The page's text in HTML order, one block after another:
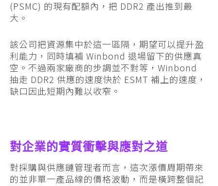
(PSMC) 的現有配額內，把 DDR2 產出推到最
大。
該公司把資源集中於這一區隔，期望可以提升盈
利能力，同時填補 Winbond 退場留下的供應真
空。不過兩家廠商的步調並不對等，Winbond
抽走 DDR2 供應的速度快於 ESMT 補上的速度，
缺口因此短期內難以收窄。
對企業的實質衝擊與應對之道
對採購與供應鏈管理者而言，這次漲價周期帶來
的並非單一產品線的價格波動，而是橫跨整個記